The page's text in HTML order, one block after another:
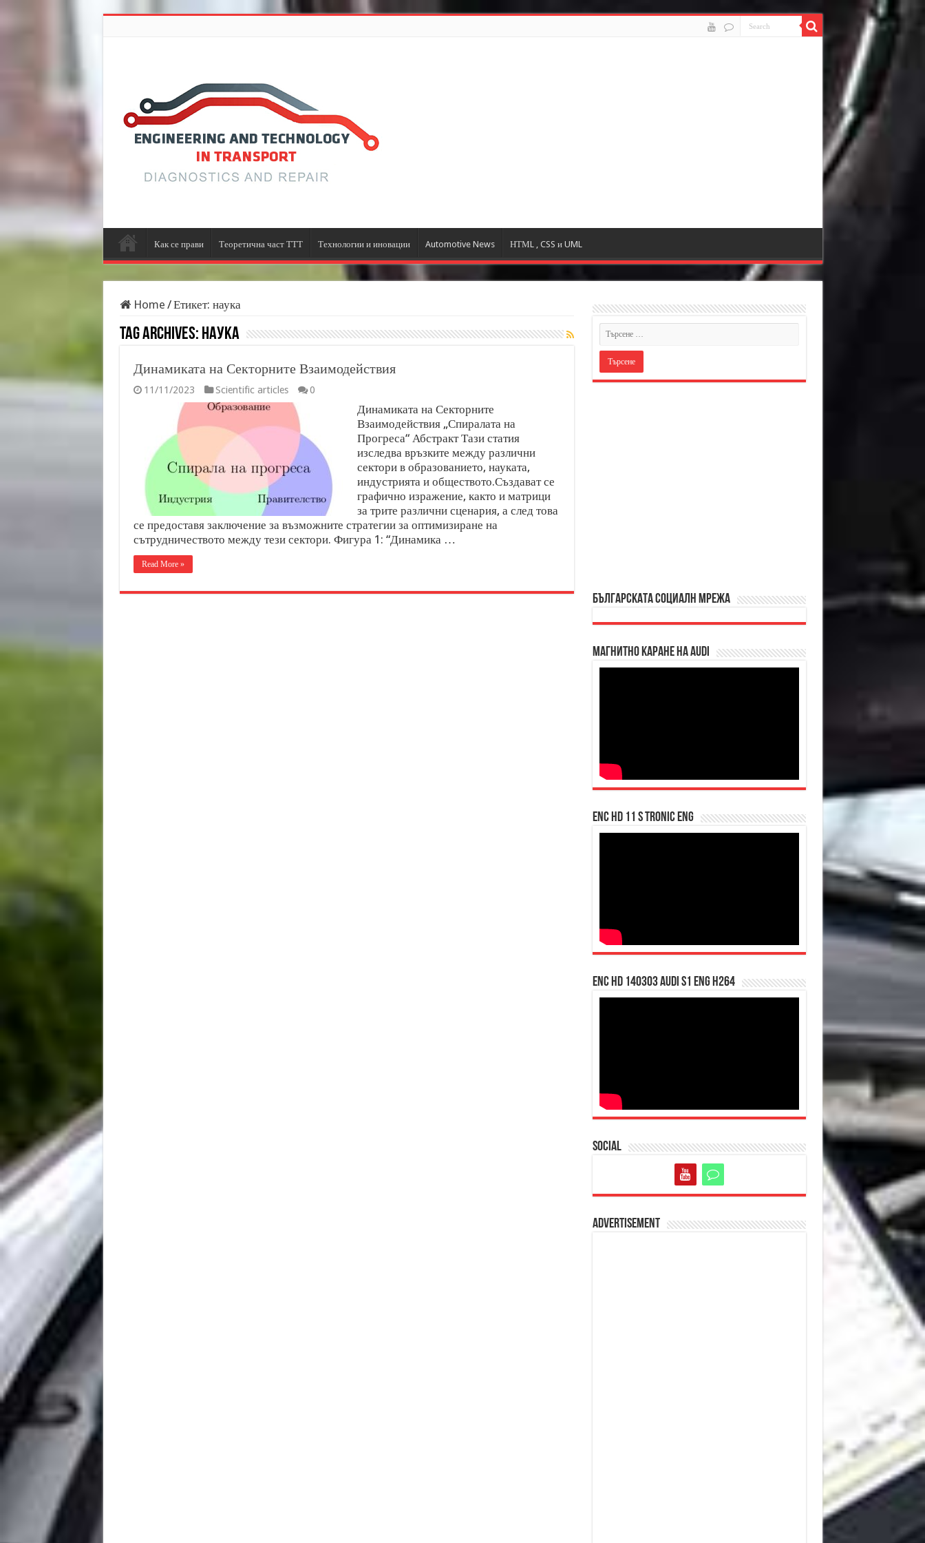
Как се прави Теоретична част ТТТ Технологии и иновации Automotive News НТМL , CSS и UML
Home /Етикет: наука
Tag Archives: наука
Динамиката на Секторните Взаимодействия
11/11/2023 Scientific articles 0
Динамиката на Секторните
Взаимодействия „Спиралата на
Прогреса“ Абстракт Тази статия
изследва връзките между различни
сектори в образованието, науката,
индустрията и обществото.Създават се
графично изражение, както и матрици
за трите различни сценария, а след това
се предоставя заключение за възможните стратегии за оптимизиране на
сътрудничеството между тези сектори. Фигура 1: “Динамика …
Read More »
БЪЛГАРСКАТА СОЦИАЛН МРЕЖА
Магнитно каране на Audi
enc hd 11 S tronic ENG
enc hd 140303 Audi S1 ENG H264
Social
Advertisement